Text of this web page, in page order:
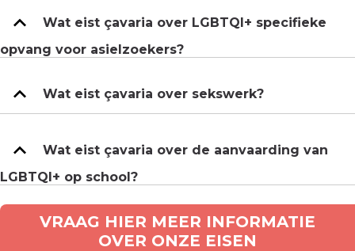
Wat eist çavaria over LGBTQI+ specifieke
opvang voor asielzoekers?
Wat eist çavaria over sekswerk?
Wat eist çavaria over de aanvaarding van
LGBTQI+ op school?
VRAAG HIER MEER INFORMATIE
OVER ONZE EISEN